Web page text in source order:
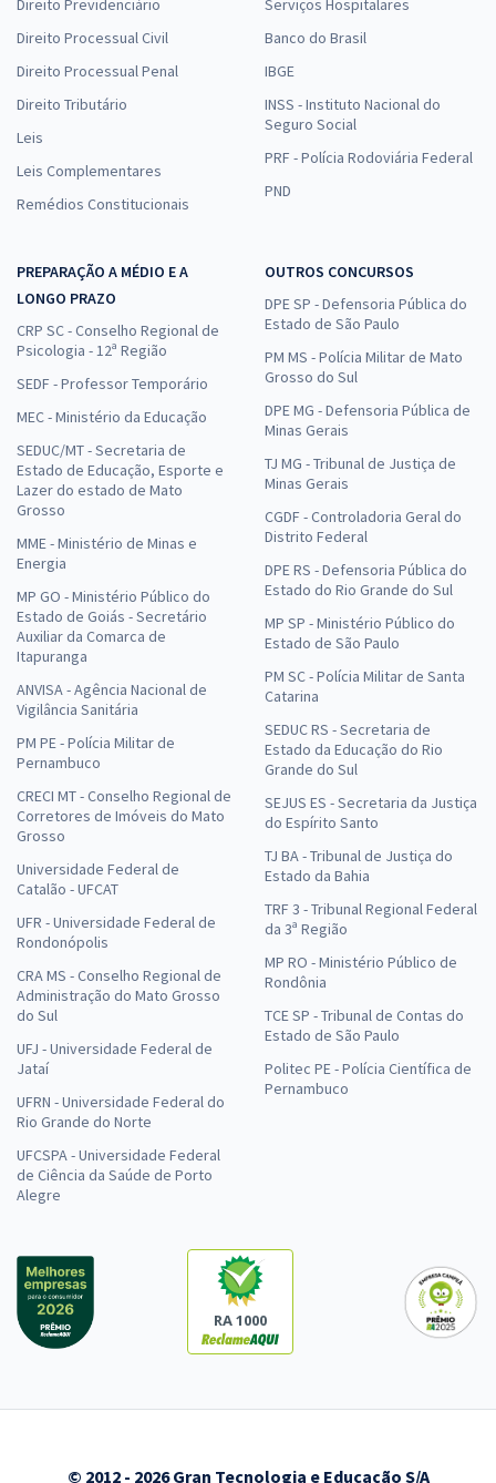
Direito Previdenciário
Direito Processual Civil
Direito Processual Penal
Direito Tributário
Leis
Leis Complementares
Remédios Constitucionais
Serviços Hospitalares
Banco do Brasil
IBGE
INSS - Instituto Nacional do
Seguro Social
PRF - Polícia Rodoviária Federal
PND
PREPARAÇÃO A MÉDIO E A
LONGO PRAZO
CRP SC - Conselho Regional de
Psicologia - 12ª Região
SEDF - Professor Temporário
MEC - Ministério da Educação
SEDUC/MT - Secretaria de
Estado de Educação, Esporte e
Lazer do estado de Mato
Grosso
MME - Ministério de Minas e
Energia
MP GO - Ministério Público do
Estado de Goiás - Secretário
Auxiliar da Comarca de
Itapuranga
ANVISA - Agência Nacional de
Vigilância Sanitária
PM PE - Polícia Militar de
Pernambuco
CRECI MT - Conselho Regional de
Corretores de Imóveis do Mato
Grosso
Universidade Federal de
Catalão - UFCAT
UFR - Universidade Federal de
Rondonópolis
CRA MS - Conselho Regional de
Administração do Mato Grosso
do Sul
UFJ - Universidade Federal de
Jataí
UFRN - Universidade Federal do
Rio Grande do Norte
UFCSPA - Universidade Federal
de Ciência da Saúde de Porto
Alegre
OUTROS CONCURSOS
DPE SP - Defensoria Pública do
Estado de São Paulo
PM MS - Polícia Militar de Mato
Grosso do Sul
DPE MG - Defensoria Pública de
Minas Gerais
TJ MG - Tribunal de Justiça de
Minas Gerais
CGDF - Controladoria Geral do
Distrito Federal
DPE RS - Defensoria Pública do
Estado do Rio Grande do Sul
MP SP - Ministério Público do
Estado de São Paulo
PM SC - Polícia Militar de Santa
Catarina
SEDUC RS - Secretaria de
Estado da Educação do Rio
Grande do Sul
SEJUS ES - Secretaria da Justiça
do Espírito Santo
TJ BA - Tribunal de Justiça do
Estado da Bahia
TRF 3 - Tribunal Regional Federal
da 3ª Região
MP RO - Ministério Público de
Rondônia
TCE SP - Tribunal de Contas do
Estado de São Paulo
Politec PE - Polícia Científica de
Pernambuco
RA 1000
© 2012 - 2026 Gran Tecnologia e Educação S/A